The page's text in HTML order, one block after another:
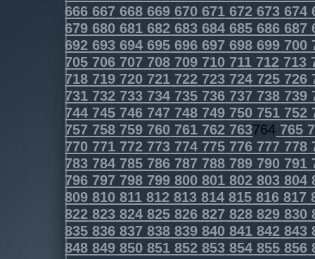
666 667 668 669 670 671 672 673 674
679 680 681 682 683 684 685 686 687
692 693 694 695 696 697 698 699 700
705 706 707 708 709 710 711 712 713
718 719 720 721 722 723 724 725 726
731 732 733 734 735 736 737 738 739
744 745 746 747 748 749 750 751 752
757 758 759 760 761 762 763764 765
770 771 772 773 774 775 776 777 778
783 784 785 786 787 788 789 790 791
796 797 798 799 800 801 802 803 804
809 810 811 812 813 814 815 816 817
822 823 824 825 826 827 828 829 830
835 836 837 838 839 840 841 842 843
848 849 850 851 852 853 854 855 856